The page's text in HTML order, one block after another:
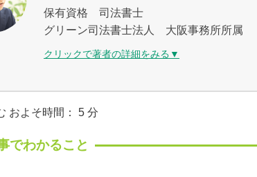
保有資格 司法書士
グリーン司法書士法人 大阪事務所所属
クリックで著者の詳細をみる▼
およそ時間： 5 分
でわかること